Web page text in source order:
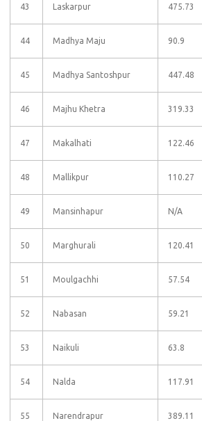
43 Laskarpur 475.73
44 Madhya Maju 90.9
45 Madhya Santoshpur 447.48
46 Majhu Khetra 319.33
47 Makalhati 122.46
48 Mallikpur 110.27
49 Mansinhapur N/A
50 Marghurali 120.41
51 Moulgachhi 57.54
52 Nabasan 59.21
53 Naikuli 63.8
54 Nalda 117.91
55 Narendrapur 389.11